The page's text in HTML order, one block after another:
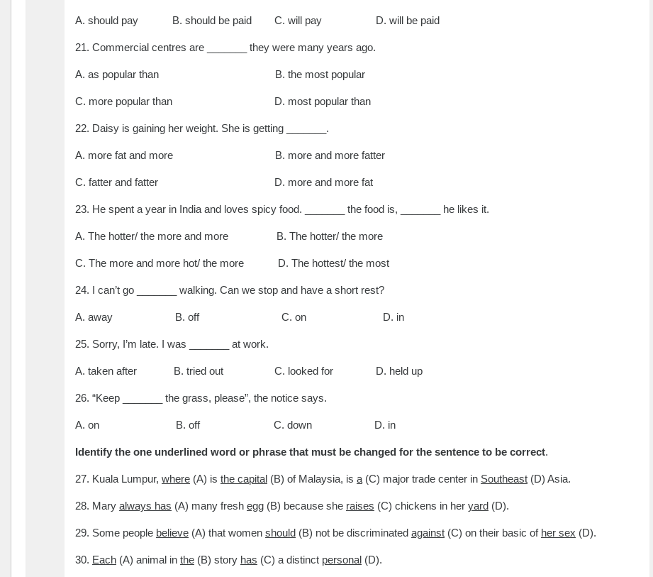
A. should pay B. should be paid C. will pay D. will be paid
21. Commercial centres are _______ they were many years ago.
A. as popular than B. the most popular
C. more popular than D. most popular than
22. Daisy is gaining her weight. She is getting _______.
A. more fat and more B. more and more fatter
C. fatter and fatter D. more and more fat
23. He spent a year in India and loves spicy food. _______ the food is, _______ he likes it.
A. The hotter/ the more and more B. The hotter/ the more
C. The more and more hot/ the more D. The hottest/ the most
24. I can’t go _______ walking. Can we stop and have a short rest?
A. away B. off C. on D. in
25. Sorry, I’m late. I was _______ at work.
A. taken after B. tried out C. looked for D. held up
26. “Keep _______ the grass, please”, the notice says.
A. on B. off C. down D. in
Identify the one underlined word or phrase that must be changed for the sentence to be correct.
27. Kuala Lumpur, where (A) is the capital (B) of Malaysia, is a (C) major trade center in Southeast (D) Asia.
28. Mary always has (A) many fresh egg (B) because she raises (C) chickens in her yard (D).
29. Some people believe (A) that women should (B) not be discriminated against (C) on their basic of her sex (D).
30. Each (A) animal in the (B) story has (C) a distinct personal (D).